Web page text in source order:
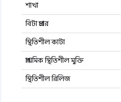
শাখা
বিটা প্রচার
স্থিতিশীল কাটা
প্রাথমিক স্থিতিশীল মুক্তি
স্থিতিশীল রিলিজ